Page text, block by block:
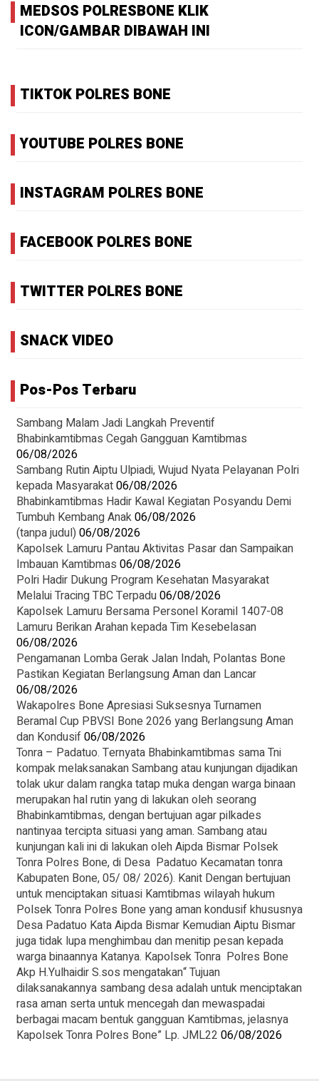
MEDSOS POLRESBONE KLIK
ICON/GAMBAR DIBAWAH INI
TIKTOK POLRES BONE
YOUTUBE POLRES BONE
INSTAGRAM POLRES BONE
FACEBOOK POLRES BONE
TWITTER POLRES BONE
SNACK VIDEO
Pos-Pos Terbaru
Sambang Malam Jadi Langkah Preventif
Bhabinkamtibmas Cegah Gangguan Kamtibmas
06/08/2026
Sambang Rutin Aiptu Ulpiadi, Wujud Nyata Pelayanan Polri
kepada Masyarakat06/08/2026
Bhabinkamtibmas Hadir Kawal Kegiatan Posyandu Demi
Tumbuh Kembang Anak06/08/2026
(tanpa judul) 06/08/2026
Kapolsek Lamuru Pantau Aktivitas Pasar dan Sampaikan
Imbauan Kamtibmas 06/08/2026
Polri Hadir Dukung Program Kesehatan Masyarakat
Melalui Tracing TBC Terpadu06/08/2026
Kapolsek Lamuru Bersama Personel Koramil 1407-08
Lamuru Berikan Arahan kepada Tim Kesebelasan
06/08/2026
Pengamanan Lomba Gerak Jalan Indah, Polantas Bone
Pastikan Kegiatan Berlangsung Aman dan Lancar
06/08/2026
Wakapolres Bone Apresiasi Suksesnya Turnamen
Beramal Cup PBVSI Bone 2026 yang Berlangsung Aman
dan Kondusif06/08/2026
Tonra – Padatuo. Ternyata Bhabinkamtibmas sama Tni
kompak melaksanakan Sambang atau kunjungan dijadikan
tolak ukur dalam rangka tatap muka dengan warga binaan
merupakan hal rutin yang di lakukan oleh seorang
Bhabinkamtibmas, dengan bertujuan agar pilkades
nantinyaa tercipta situasi yang aman. Sambang atau
kunjungan kali ini di lakukan oleh Aipda Bismar Polsek
Tonra Polres Bone, di Desa Padatuo Kecamatan tonra
Kabupaten Bone, 05/ 08/ 2026). Kanit Dengan bertujuan
untuk menciptakan situasi Kamtibmas wilayah hukum
Polsek Tonra Polres Bone yang aman kondusif khususnya
Desa Padatuo Kata Aipda Bismar Kemudian Aiptu Bismar
juga tidak lupa menghimbau dan menitip pesan kepada
warga binaannya Katanya. Kapolsek Tonra Polres Bone
Akp H.Yulhaidir S.sos mengatakan“ Tujuan
dilaksanakannya sambang desa adalah untuk menciptakan
rasa aman serta untuk mencegah dan mewaspadai
berbagai macam bentuk gangguan Kamtibmas, jelasnya
Kapolsek Tonra Polres Bone” Lp. JML22 06/08/2026